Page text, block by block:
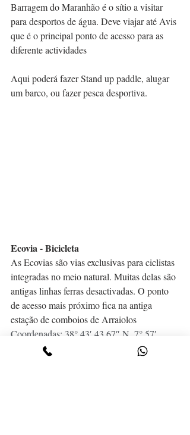
Barragem do Maranhão é o sítio a visitar
para desportos de água. Deve viajar até Avis
que é o principal ponto de acesso para as
diferente actividades
Aqui poderá fazer Stand up paddle, alugar
um barco, ou fazer pesca desportiva.
Ecovia - Bicicleta
As Ecovias são vias exclusivas para ciclistas
integradas no meio natural. Muitas delas são
antigas linhas ferras desactivadas. O ponto
de acesso mais próximo fica na antiga
estação de comboios de Arraiolos
Coordenadas: 38° 43′ 43,67″ N, 7° 57′